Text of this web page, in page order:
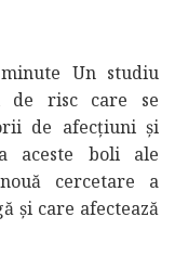
Un studiu
de risc care se
de afecțiuni și
aceste boli ale
cercetare a
și care afectează